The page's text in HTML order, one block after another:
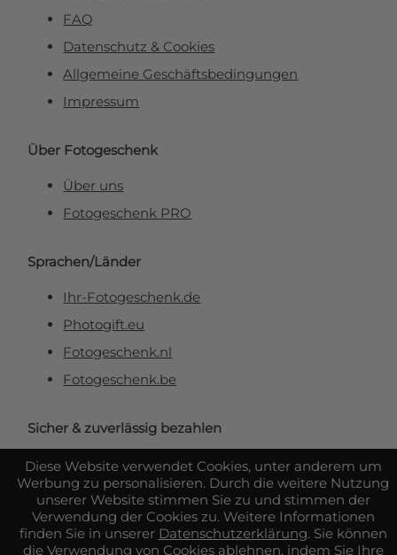
Diese Website verwendet Cookies, unter anderem um
Werbung zu personalisieren. Durch die weitere Nutzung
unserer Website stimmen Sie zu und stimmen der
Verwendung der Cookies zu. Weitere Informationen
finden Sie in unserer Datenschutzerklärung. Sie können
die Verwendung von Cookies ablehnen, indem Sie Ihre
FAQ
Datenschutz & Cookies
Allgemeine Geschäftsbedingungen
Impressum
Über Fotogeschenk
Über uns
Fotogeschenk PRO
Sprachen/Länder
Ihr-Fotogeschenk.de
Photogift.eu
Fotogeschenk.nl
Fotogeschenk.be
Sicher & zuverlässig bezahlen